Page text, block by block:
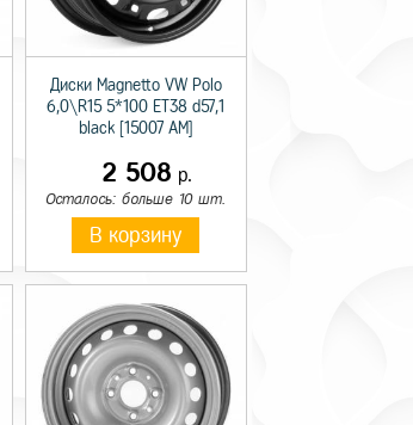
Диски Magnetto VW Polo
6,0\R15 5*100 ET38 d57,1
black [15007 AM]
2 508 р.
Осталось: больше 10 шт.
В корзину